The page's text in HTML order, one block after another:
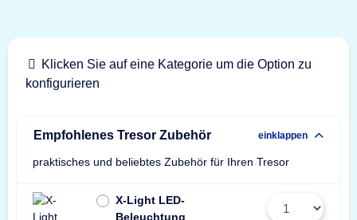
Klicken Sie auf eine Kategorie um die Option zu
konfigurieren
Empfohlenes Tresor Zubehör einklappen
praktisches und beliebtes Zubehör für Ihren Tresor
X-Light LED-
Beleuchtung